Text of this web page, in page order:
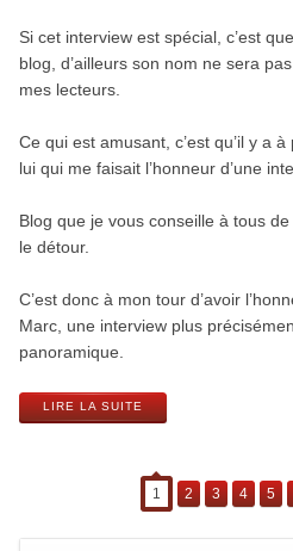
Si cet interview est spécial, c’est
blog, d’ailleurs son nom ne sera
mes lecteurs.
Ce qui est amusant, c’est qu’il y a
lui qui me faisait l’honneur d’une
Blog que je vous conseille à tous de
le détour.
C’est donc à mon tour d’avoir
Marc, une interview plus
panoramique.
LIRE LA SUITE
1 2 3 4 5